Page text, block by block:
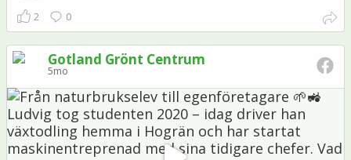
2 0
Gotland Grönt Centrum
5mo